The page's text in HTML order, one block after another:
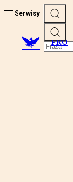
Serwisy
PRO